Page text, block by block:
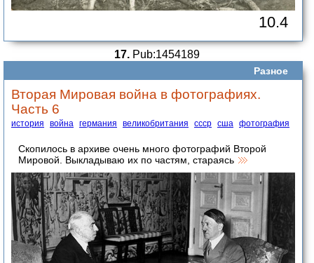
10.4
17. Pub:1454189
Разное
Вторая Мировая война в фотографиях.
Часть 6
история война германия великобритания ссср сша фотография
Скопилось в архиве очень много фотографий Второй
Мировой. Выкладываю их по частям, стараясь